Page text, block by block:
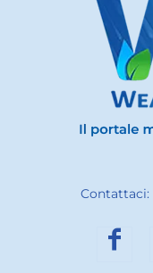
Contattaci: